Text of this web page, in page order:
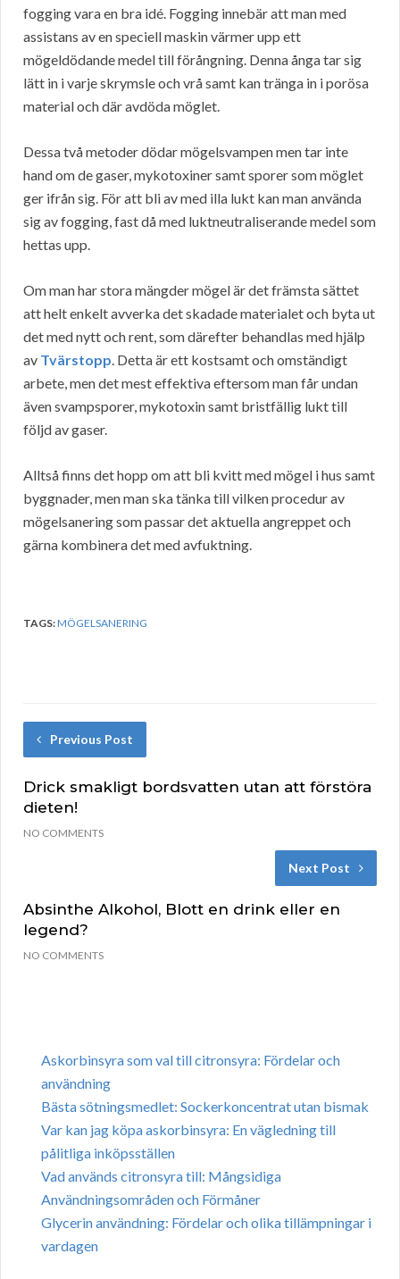
fogging vara en bra idé. Fogging innebär att man med
assistans av en speciell maskin värmer upp ett
mögeldödande medel till förångning. Denna ånga tar sig
lätt in i varje skrymsle och vrå samt kan tränga in i porösa
material och där avdöda möglet.
Dessa två metoder dödar mögelsvampen men tar inte
hand om de gaser, mykotoxiner samt sporer som möglet
ger ifrån sig. För att bli av med illa lukt kan man använda
sig av fogging, fast då med luktneutraliserande medel som
hettas upp.
Om man har stora mängder mögel är det främsta sättet
att helt enkelt avverka det skadade materialet och byta ut
det med nytt och rent, som därefter behandlas med hjälp
av Tvärstopp. Detta är ett kostsamt och omständigt
arbete, men det mest effektiva eftersom man får undan
även svampsporer, mykotoxin samt bristfällig lukt till
följd av gaser.
Alltså finns det hopp om att bli kvitt med mögel i hus samt
byggnader, men man ska tänka till vilken procedur av
mögelsanering som passar det aktuella angreppet och
gärna kombinera det med avfuktning.
TAGS:MÖGELSANERING
Previous Post
Drick smakligt bordsvatten utan att förstöra
dieten!
NO COMMENTS
Next Post
Absinthe Alkohol, Blott en drink eller en
legend?
NO COMMENTS
Askorbinsyra som val till citronsyra: Fördelar och
användning
Bästa sötningsmedlet: Sockerkoncentrat utan bismak
Var kan jag köpa askorbinsyra: En vägledning till
pålitliga inköpsställen
Vad används citronsyra till: Mångsidiga
Användningsområden och Förmåner
Glycerin användning: Fördelar och olika tillämpningar i
vardagen